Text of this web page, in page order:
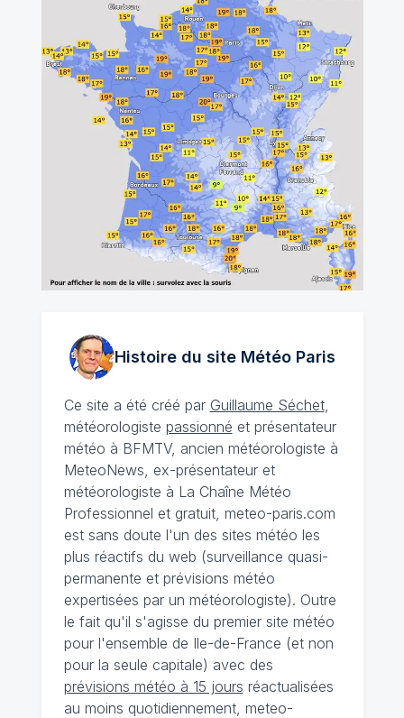
Histoire du site MétéoParis
Ce site a été créé par Guillaume Séchet,
météorologiste passionné et présentateur
météo à BFMTV, ancien météorologiste à
MeteoNews, ex-présentateur et
météorologiste à La Chaîne Météo
Professionnel et gratuit, meteo-paris.com
est sans doute l'un des sites météo les
plus réactifs du web (surveillance quasi-
permanente et prévisions météo
expertisées par un météorologiste). Outre
le fait qu'il s'agisse du premier site météo
pour l'ensemble de Ile-de-France (et non
pour la seule capitale) avec des
prévisions météo à 15 jours réactualisées
au moins quotidiennement, meteo-